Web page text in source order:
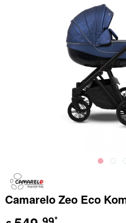
Camarelo Zeo Eco
*